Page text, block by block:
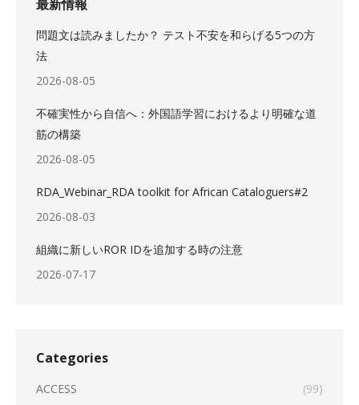
最新情報
問題文は読みましたか？ テスト不安を和らげる5つの方
法
2026-08-05
不確実性から自信へ：外国語学習におけるより明確な道
筋の構築
2026-08-05
RDA_Webinar_RDA toolkit for African Cataloguers#2
2026-08-03
組織に新しいROR IDを追加する時の注意
2026-07-17
Categories
ACCESS
(99)